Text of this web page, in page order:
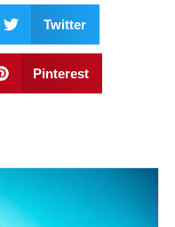
Twitter
Pinterest